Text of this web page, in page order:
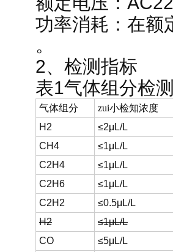
功率消耗：在额
。
2、检测指标
表1气体组分检
气体组分
zui小检知浓度
H2
≤2μL/L
CH4
≤1μL/L
C2H4
≤1μL/L
C2H6
≤1μL/L
C2H2
≤0.5μL/L
H2
≤1μL/L
CO
≤5μL/L